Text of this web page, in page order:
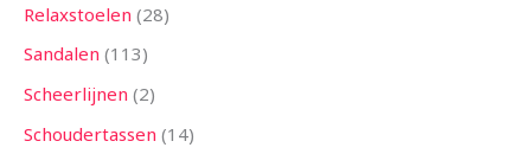
Relaxstoelen 28
Sandalen 113
Scheerlijnen 2
Schoudertassen 14